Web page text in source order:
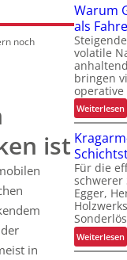
noch
ist
in
Warum
als
volatile
bringen
operative
Weiterlesen:
r
r
e
i
Für die
schwerer
Egger,
Weiterlesen: